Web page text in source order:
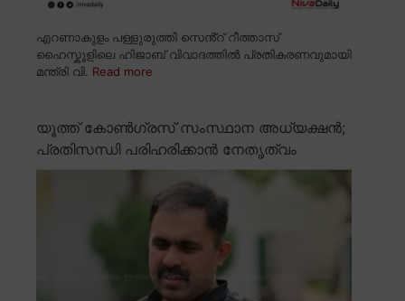
എറണാകുളം പള്ളുരുത്തി സെൻ്റ് റീത്താസ്
ഹൈസ്കൂളിലെ ഹിജാബ് വിവാദത്തിൽ പ്രതികരണവുമായി
മന്ത്രി വി. Read more
യൂത്ത് കോൺഗ്രസ് സംസ്ഥാന അധ്യക്ഷൻ;
പ്രതിസന്ധി പരിഹരിക്കാൻ നേതൃത്വം